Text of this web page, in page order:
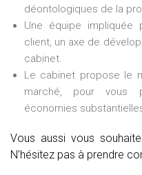
déontologiques de la
Une équipe impliquée
client, un axe de
cabinet.
Le cabinet propose le
marché, pour vous
économies
Vous aussi vous
N’hésitez pas à prendre